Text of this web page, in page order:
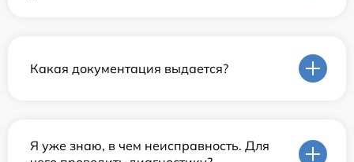
Какая документация выдается?
Я уже знаю, в чем неисправность. Для